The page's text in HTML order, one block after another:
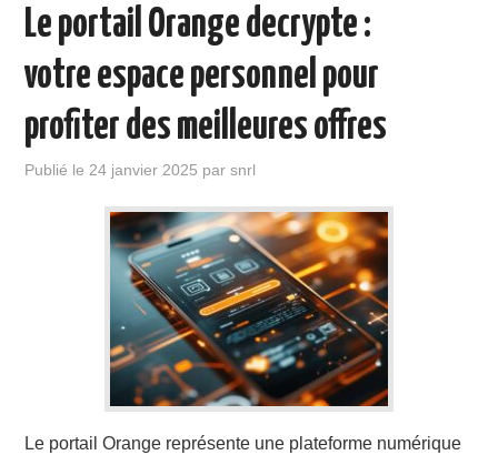
Le portail Orange decrypte :
votre espace personnel pour
profiter des meilleures offres
Publié le24 janvier 2025 parsnrl
Le portail Orange représente une plateforme numérique